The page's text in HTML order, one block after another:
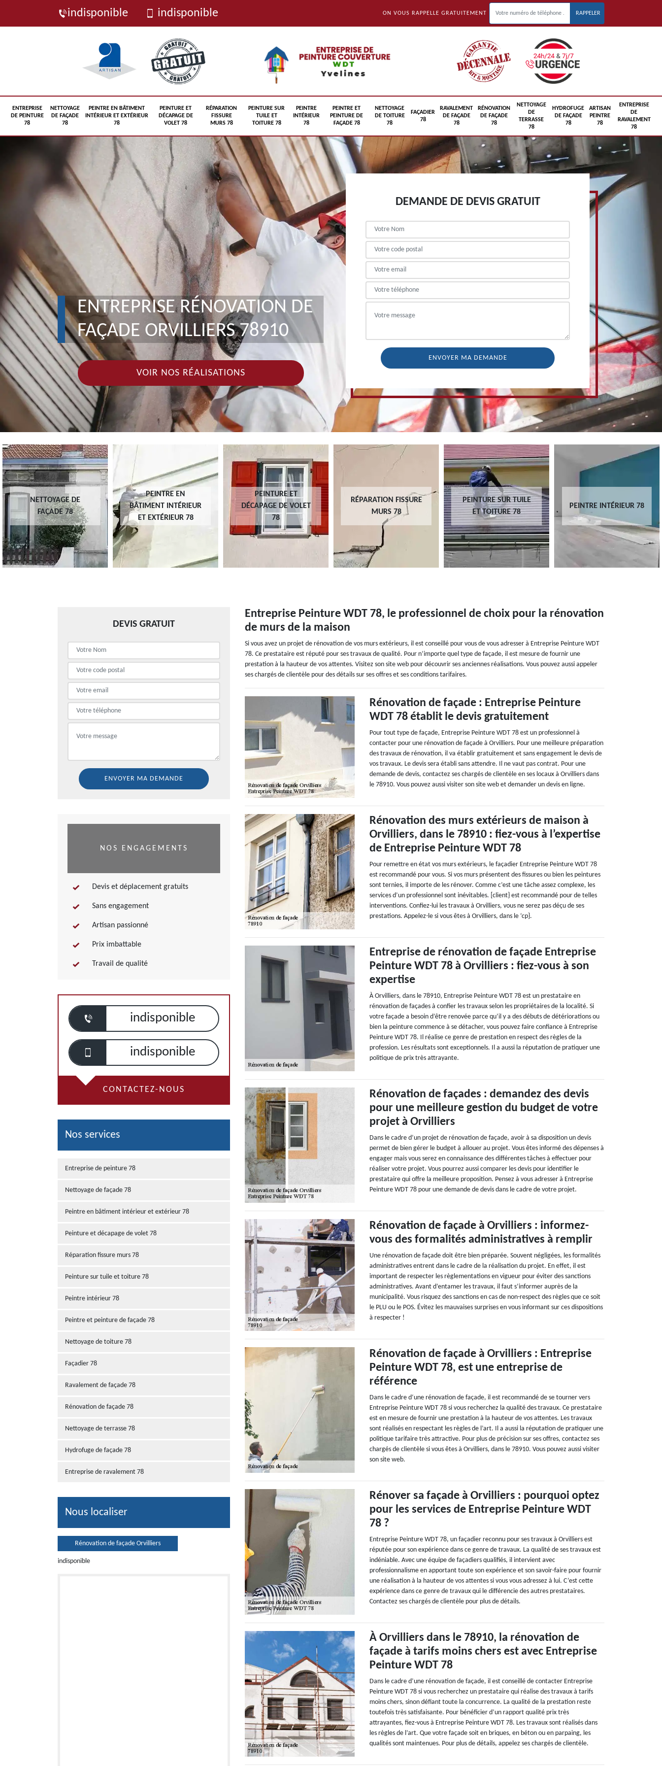
indisponible indisponible ON VOUS RAPPELLE GRATUITEMENT
ENTREPRISE
DE PEINTURE
78
NETTOYAGE
DE FAÇADE
78
PEINTRE EN BÂTIMENT
INTÉRIEUR ET EXTÉRIEUR
78
PEINTURE ET
DÉCAPAGE DE
VOLET 78
RÉPARATION
FISSURE
MURS 78
PEINTURE SUR
TUILE ET
TOITURE 78
PEINTRE
INTÉRIEUR
78
PEINTRE ET
PEINTURE DE
FAÇADE 78
NETTOYAGE
DE TOITURE
78
FAÇADIER
78
RAVALEMENT
DE FAÇADE
78
RÉNOVATION
DE FAÇADE
78
NETTOYAGE
DE
TERRASSE
78
HYDROFUGE
DE FAÇADE
78
ARTISAN
PEINTRE
78
ENTREPRISE
DE
RAVALEMENT
78
ENTREPRISE RÉNOVATION DE
FAÇADE ORVILLIERS 78910
VOIR NOS RÉALISATIONS
DEMANDE DE DEVIS GRATUIT
NETTOYAGE DE
FAÇADE 78
PEINTRE EN
BÂTIMENT INTÉRIEUR
ET EXTÉRIEUR 78
PEINTURE ET
DÉCAPAGE DE VOLET
78
RÉPARATION FISSURE
MURS 78
PEINTURE SUR TUILE
ET TOITURE 78
PEINTRE INTÉRIEUR 78
DEVIS GRATUIT
NOS ENGAGEMENTS
Devis et déplacement gratuits
Sans engagement
Artisan passionné
Prix imbattable
Travail de qualité
indisponible
indisponible
CONTACTEZ-NOUS
Nos services
Entreprise de peinture 78
Nettoyage de façade 78
Peintre en bâtiment intérieur et extérieur 78
Peinture et décapage de volet 78
Réparation fissure murs 78
Peinture sur tuile et toiture 78
Peintre intérieur 78
Peintre et peinture de façade 78
Nettoyage de toiture 78
Façadier 78
Ravalement de façade 78
Rénovation de façade 78
Nettoyage de terrasse 78
Hydrofuge de façade 78
Entreprise de ravalement 78
Nous localiser
Rénovation de façade Orvilliers
indisponible
Entreprise Peinture WDT 78, le professionnel de choix pour la rénovation
de murs de la maison
Si vous avez un projet de rénovation de vos murs extérieurs, il est conseillé pour vous de vous adresser à Entreprise Peinture WDT
78. Ce prestataire est réputé pour ses travaux de qualité. Pour n’importe quel type de façade, il est mesure de fournir une
prestation à la hauteur de vos attentes. Visitez son site web pour découvrir ses anciennes réalisations. Vous pouvez aussi appeler
ses chargés de clientèle pour des détails sur ses offres et ses conditions tarifaires.
Rénovation de façade : Entreprise Peinture
WDT 78 établit le devis gratuitement
Pour tout type de façade, Entreprise Peinture WDT 78 est un professionnel à
contacter pour une rénovation de façade à Orvilliers. Pour une meilleure préparation
des travaux de rénovation, il va établir gratuitement et sans engagement le devis de
vos travaux. Le devis sera établi sans attendre. Il ne vaut pas contrat. Pour une
demande de devis, contactez ses chargés de clientèle en ses locaux à Orvilliers dans
le 78910. Vous pouvez aussi visiter son site web et demander un devis en ligne.
Rénovation des murs extérieurs de maison à
Orvilliers, dans le 78910 : fiez-vous à l’expertise
de Entreprise Peinture WDT 78
Pour remettre en état vos murs extérieurs, le façadier Entreprise Peinture WDT 78
est recommandé pour vous. Si vos murs présentent des fissures ou bien les peintures
sont ternies, il importe de les rénover. Comme c’est une tâche assez complexe, les
services d’un professionnel sont inévitables. [client} est recommandé pour de telles
interventions. Confiez-lui les travaux à Orvilliers, vous ne serez pas déçu de ses
prestations. Appelez-le si vous êtes à Orvilliers, dans le ‘cp}.
Entreprise de rénovation de façade Entreprise
Peinture WDT 78 à Orvilliers : fiez-vous à son
expertise
À Orvilliers, dans le 78910, Entreprise Peinture WDT 78 est un prestataire en
rénovation de façades à confier les travaux selon les propriétaires de la localité. Si
votre façade a besoin d’être renovée parce qu’il y a des débuts de détériorations ou
bien la peinture commence à se détacher, vous pouvez faire confiance à Entreprise
Peinture WDT 78. Il réalise ce genre de prestation en respect des règles de la
profession. Les résultats sont exceptionnels. Il a aussi la réputation de pratiquer une
politique de prix très attrayante.
Rénovation de façades : demandez des devis
pour une meilleure gestion du budget de votre
projet à Orvilliers
Dans le cadre d’un projet de rénovation de façade, avoir à sa disposition un devis
permet de bien gérer le budget à allouer au projet. Vous êtes informé des dépenses à
engager mais vous serez en connaissance des différentes tâches à effectuer pour
réaliser votre projet. Vous pourrez aussi comparer les devis pour identifier le
prestataire qui offre la meilleure proposition. Pensez à vous adresser à Entreprise
Peinture WDT 78 pour une demande de devis dans le cadre de votre projet.
Rénovation de façade à Orvilliers : informez-
vous des formalités administratives à remplir
Une rénovation de façade doit être bien préparée. Souvent négligées, les formalités
administratives entrent dans le cadre de la réalisation du projet. En effet, il est
important de respecter les règlementations en vigueur pour éviter des sanctions
administratives. Avant d’entamer les travaux, il faut s’informer auprès de la
municipalité. Vous risquez des sanctions en cas de non-respect des règles que ce soit
le PLU ou le POS. Évitez les mauvaises surprises en vous informant sur ces dispositions
à respecter !
Rénovation de façade à Orvilliers : Entreprise
Peinture WDT 78, est une entreprise de
référence
Dans le cadre d‘une rénovation de façade, il est recommandé de se tourner vers
Entreprise Peinture WDT 78 si vous recherchez la qualité des travaux. Ce prestataire
est en mesure de fournir une prestation à la hauteur de vos attentes. Les travaux
sont réalisés en respectant les règles de l’art. Il a aussi la réputation de pratiquer une
politique tarifaire très attractive. Pour plus de précision sur ses offres, contactez ses
chargés de clientèle si vous êtes à Orvilliers, dans le 78910. Vous pouvez aussi visiter
son site web.
Rénover sa façade à Orvilliers : pourquoi optez
pour les services de Entreprise Peinture WDT
78 ?
Entreprise Peinture WDT 78, un façadier reconnu pour ses travaux à Orvilliers est
réputée pour son expérience dans ce genre de travaux. La qualité de ses travaux est
indéniable. Avec une équipe de façadiers qualifiés, il intervient avec
professionnalisme en apportant toute son expérience et son savoir-faire pour fournir
une réalisation à la hauteur de vos attentes si vous vous adressez à lui. C’est cette
expérience dans ce genre de travaux qui le différencie des autres prestataires.
Contactez ses chargés de clientèle pour plus de détails.
À Orvilliers dans le 78910, la rénovation de
façade à tarifs moins chers est avec Entreprise
Peinture WDT 78
Dans le cadre d’une rénovation de façade, il est conseillé de contacter Entreprise
Peinture WDT 78 si vous recherchez un prestataire qui réalise des travaux à tarifs
moins chers, sinon défiant toute la concurrence. La qualité de la prestation reste
toutefois très satisfaisante. Pour bénéficier d’un rapport qualité prix très
attrayantes, fiez-vous à Entreprise Peinture WDT 78. Les travaux sont réalisés dans
les règles de l’art. Que votre façade soit en briques, en béton ou en parpaing, les
qualités sont maintenues. Pour plus de détails, appelez ses chargés de clientèle.